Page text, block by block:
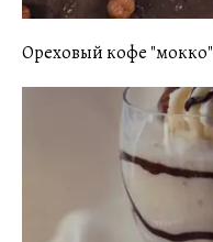
Ореховый кофе "мокко"